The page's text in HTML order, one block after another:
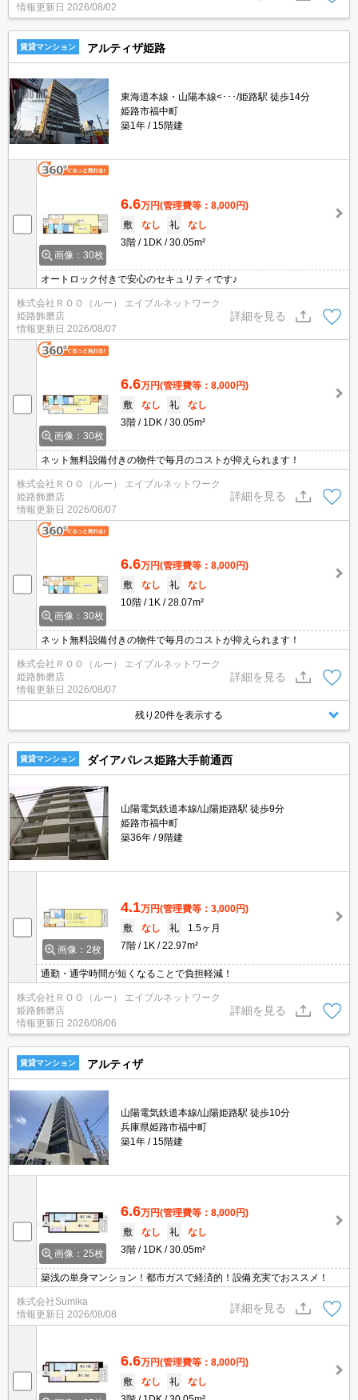
情報更新日 2026/08/02
賃貸マンション アルティザ姫路
東海道本線・山陽本線<･･･/姫路駅 徒歩14分
姫路市福中町
築1年
15階建
画像：30枚
6.6万円(管理費等：8,000円)
敷
なし 礼
なし
3階
1DK 30.05m²
オートロック付きで安心のセキュリティです♪
株式会社ＲＯＯ（ルー） エイブルネットワーク
姫路飾磨店
情報更新日 2026/08/07
詳細を見る
画像：30枚
6.6万円(管理費等：8,000円)
敷
なし 礼
なし
3階
1DK 30.05m²
ネット無料設備付きの物件で毎月のコストが抑えられます！
株式会社ＲＯＯ（ルー） エイブルネットワーク
姫路飾磨店
情報更新日 2026/08/07
詳細を見る
画像：30枚
6.6万円(管理費等：8,000円)
敷
なし 礼
なし
10階
1K 28.07m²
ネット無料設備付きの物件で毎月のコストが抑えられます！
株式会社ＲＯＯ（ルー） エイブルネットワーク
姫路飾磨店
情報更新日 2026/08/07
詳細を見る
残り20件を表示する
賃貸マンション ダイアパレス姫路大手前通西
山陽電気鉄道本線/山陽姫路駅 徒歩9分
姫路市福中町
築36年
9階建
画像：2枚
4.1万円(管理費等：3,000円)
敷
なし 礼
1.5ヶ月
7階
1K 22.97m²
通勤・通学時間が短くなることで負担軽減！
株式会社ＲＯＯ（ルー） エイブルネットワーク
姫路飾磨店
情報更新日 2026/08/06
詳細を見る
賃貸マンション アルティザ
山陽電気鉄道本線/山陽姫路駅 徒歩10分
兵庫県姫路市福中町
築1年
15階建
画像：25枚
6.6万円(管理費等：8,000円)
敷
なし 礼
なし
3階
1DK 30.05m²
築浅の単身マンション！都市ガスで経済的！設備充実でおススメ！
株式会社Sumika
情報更新日 2026/08/08
詳細を見る
6.6万円(管理費等：8,000円)
敷
なし 礼
なし